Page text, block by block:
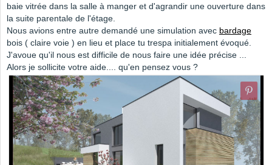
baie vitrée dans la salle à manger et d'agrandir une ouverture dans
la suite parentale de l'étage.
Nous avions entre autre demandé une simulation avec bardage
bois ( claire voie ) en lieu et place tu trespa initialement évoqué.
J'avoue qu'il nous est difficile de nous faire une idée précise ...
Alors je sollicite votre aide.... qu'en pensez vous ?